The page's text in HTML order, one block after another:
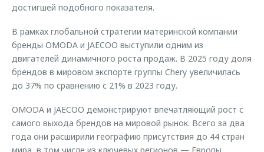
достигшей подобного показателя.
В рамках глобальной стратегии материнской компании
бренды OMODA и JAECOO выступили одним из
двигателей динамичного роста продаж. В 2025 году доля
брендов в мировом экспорте группы Chery увеличилась
до 37% по сравнению с 21% в 2023 году.
OMODA и JAECOO демонстрируют впечатляющий рост с
самого выхода брендов на мировой рынок. Всего за два
года они расширили географию присутствия до 44 стран